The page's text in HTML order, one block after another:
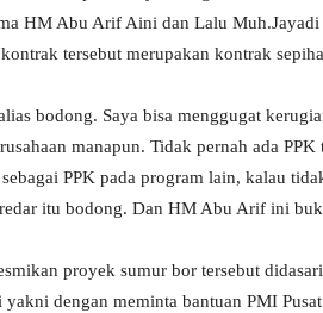
HM Abu Arif Aini dan Lalu
tersebut merupakan kontrak
bodong. Saya bisa menggugat
manapun. Tidak pernah ada
PPK pada program lain, kalau
itu bodong. Dan HM Abu Arif ini
proyek sumur bor tersebut
dengan meminta bantuan PMI